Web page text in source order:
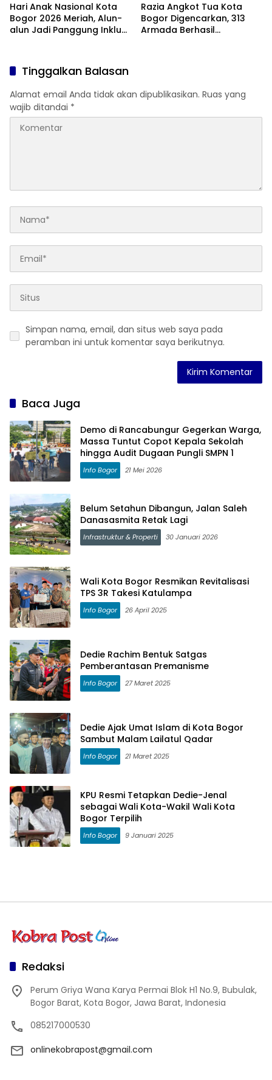
Hari Anak Nasional Kota
Bogor 2026 Meriah, Alun-
alun Jadi Panggung Inklusi
Razia Angkot Tua Kota
Bogor Digencarkan, 313
Armada Berhasil
Tinggalkan Balasan
Alamat email Anda tidak akan dipublikasikan. Ruas yang
wajib ditandai *
Simpan nama, email, dan situs web saya pada
peramban ini untuk komentar saya berikutnya.
Baca Juga
Demo di Rancabungur Gegerkan Warga,
Massa Tuntut Copot Kepala Sekolah
hingga Audit Dugaan Pungli SMPN 1
Info Bogor 21 Mei 2026
Belum Setahun Dibangun, Jalan Saleh
Danasasmita Retak Lagi
Infrastruktur & Properti 30 Januari 2026
Wali Kota Bogor Resmikan Revitalisasi
TPS 3R Takesi Katulampa
Info Bogor 26 April 2025
Dedie Rachim Bentuk Satgas
Pemberantasan Premanisme
Info Bogor 27 Maret 2025
Dedie Ajak Umat Islam di Kota Bogor
Sambut Malam Lailatul Qadar
Info Bogor 21 Maret 2025
KPU Resmi Tetapkan Dedie-Jenal
sebagai Wali Kota-Wakil Wali Kota
Bogor Terpilih
Info Bogor 9 Januari 2025
Redaksi
Perum Griya Wana Karya Permai Blok H1 No.9, Bubulak,
Bogor Barat, Kota Bogor, Jawa Barat, Indonesia
085217000530
onlinekobrapost@gmail.com